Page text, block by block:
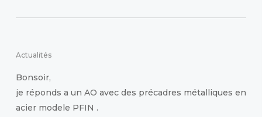
Actualités
Bonsoir,
je réponds a un AO avec des précadres métalliques en
acier modele PFIN .